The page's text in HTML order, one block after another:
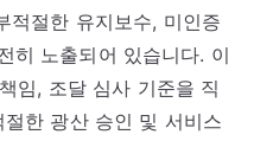
적절한 유지보수, 미인증
히 노출되어 있습니다. 이
임, 조달 심사 기준을 직
한 광산 승인 및 서비스